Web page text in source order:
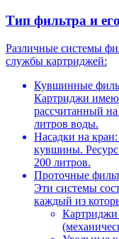
Тип фильтра и
Различные системы
службы картриджей:
Кувшинные
Картриджи
рассчитанный
литров воды.
Насадки на
кувшины. Ресурс
200 литров.
Проточные
Эти системы
каждый из
Картриджи